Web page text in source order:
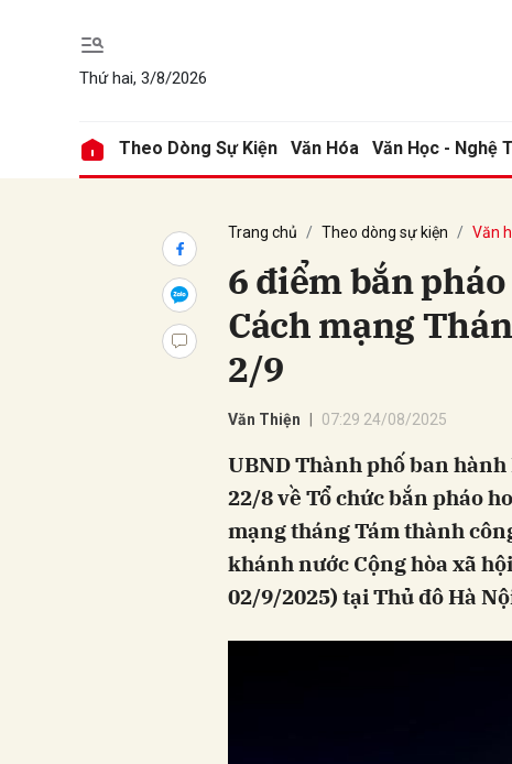
Thứ hai, 3/8/2026
Theo Dòng Sự Kiện Văn Hóa Văn Học - Nghệ
Trang chủ Theo dòng sự kiện Văn
6 điểm bắn
Cách mạng
2/9
Văn Thiện 07:29 24/08/2025
UBND Thành phố ban
22/8 về Tổ chức bắn pháo
mạng tháng Tám thành
khánh nước Cộng hòa xã
02/9/2025) tại Thủ đô Hà